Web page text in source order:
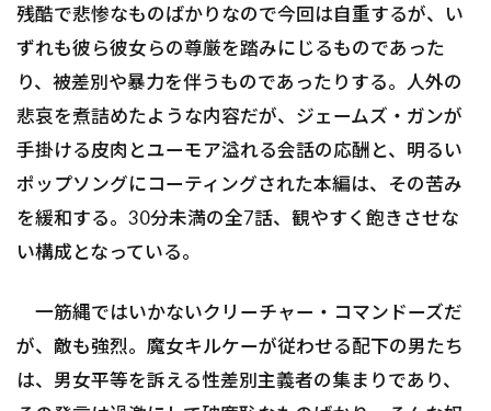
残酷で悲惨なものばかりなので今回は自重するが、い
ずれも彼ら彼女らの尊厳を踏みにじるものであった
り、被差別や暴力を伴うものであったりする。人外の
悲哀を煮詰めたような内容だが、ジェームズ・ガンが
手掛ける皮肉とユーモア溢れる会話の応酬と、明るい
ポップソングにコーティングされた本編は、その苦み
を緩和する。30分未満の全7話、観やすく飽きさせな
い構成となっている。
一筋縄ではいかないクリーチャー・コマンドーズだ
が、敵も強烈。魔女キルケーが従わせる配下の男たち
は、男女平等を訴える性差別主義者の集まりであり、